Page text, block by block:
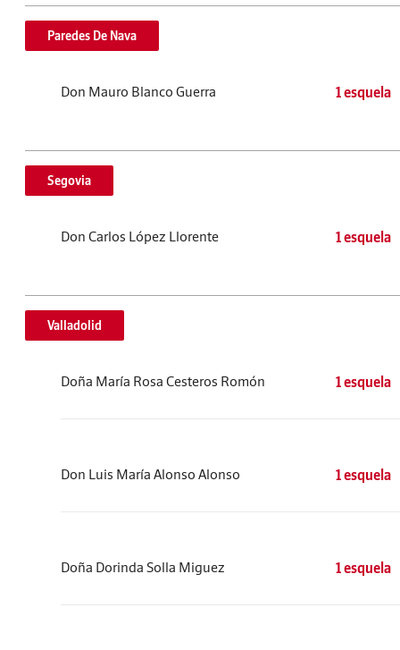
Paredes De Nava
Don Mauro Blanco Guerra 1 esquela
Segovia
Don Carlos López Llorente 1 esquela
Valladolid
Doña María Rosa Cesteros Romón 1 esquela
Don Luis María Alonso Alonso 1 esquela
Doña Dorinda Solla Miguez 1 esquela